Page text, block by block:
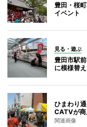
豊田・桜
イベント
見る・遊ぶ
豊田市駅
に模様替え
ひまわり
CATVが商
関連画像